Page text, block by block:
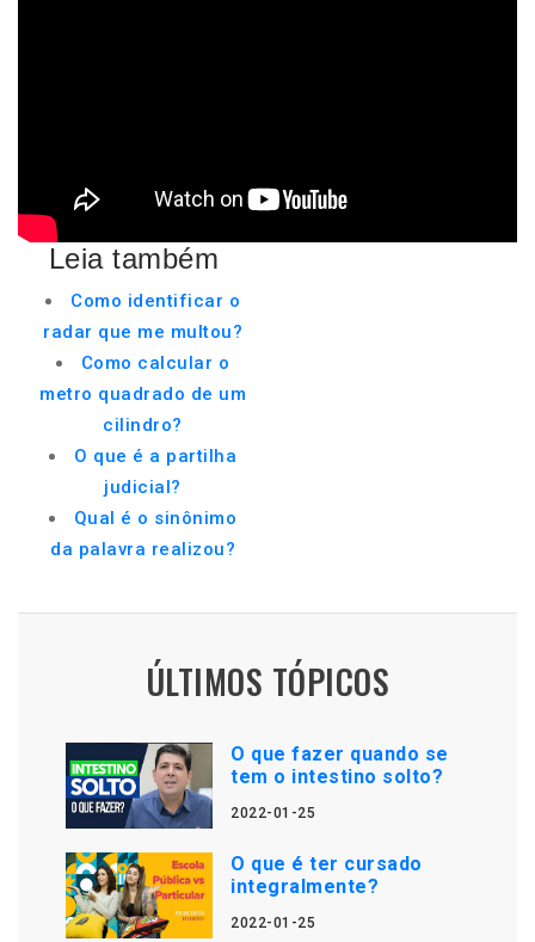
Leia também
Como identificar o
radar que me multou?
Como calcular o
metro quadrado de um
cilindro?
O que é a partilha
judicial?
Qual é o sinônimo
da palavra realizou?
ÚLTIMOS TÓPICOS
O que fazer quando se
tem o intestino solto?
2022-01-25
O que é ter cursado
integralmente?
2022-01-25